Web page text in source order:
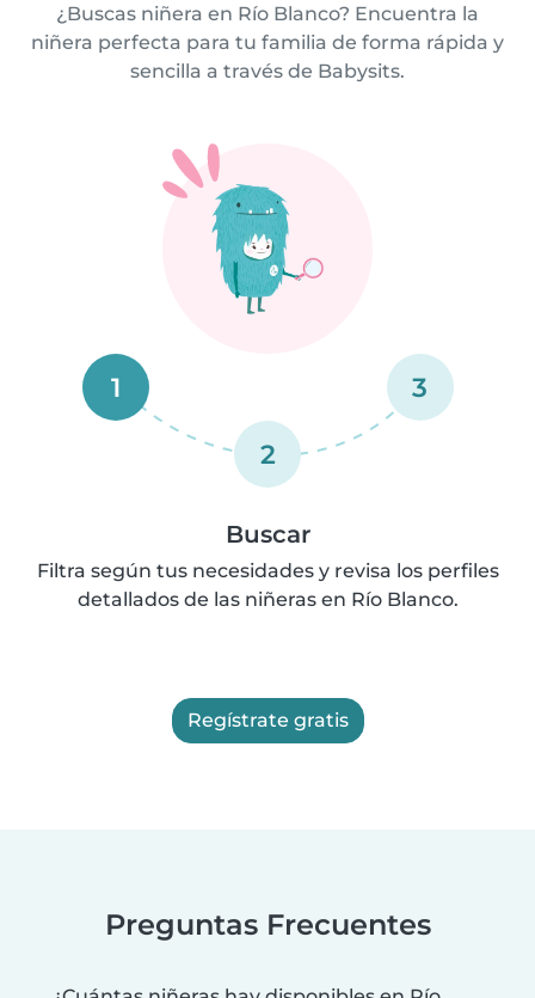
¿Buscas niñera en Río Blanco? Encuentra la
niñera perfecta para tu familia de forma rápida y
sencilla a través de Babysits.
1
2
3
Buscar
Filtra según tus necesidades y revisa los perfiles
detallados de las niñeras en Río Blanco.
Regístrate gratis
Preguntas Frecuentes